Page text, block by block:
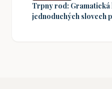
Trpny rod: Gramatická
jednoduchých slovech